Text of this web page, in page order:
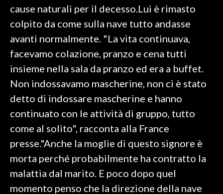
GOSSIP
SALUTE
SARDEGNA TURISMO
SARDI NEL MONDO
NOTIZIE
EVENTI
3 MINUTI CON
cause naturali per il decesso.Lui è rimasto
colpito da come sulla nave tutto andasse
avanti normalmente. "La vita continuava,
facevamo colazione, pranzo e cena tutti
insieme nella sala da pranzo ed era a buffet.
Non indossavamo mascherine, non ci è stato
detto di indossare mascherine e hanno
continuato con le attività di gruppo, tutto
come al solito", racconta alla France
presse."Anche la moglie di questo signore è
morta perché probabilmente ha contratto la
malattia dal marito. E poco dopo quel
momento penso che la direzione della nave